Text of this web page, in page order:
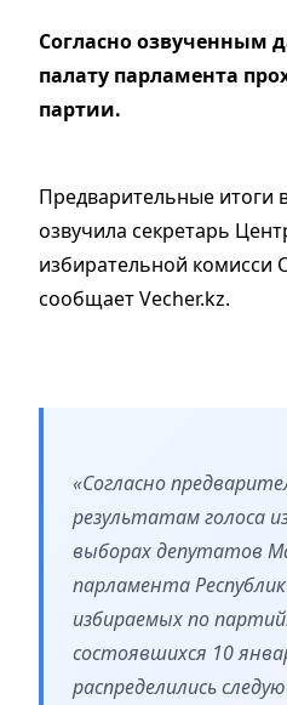
Согласно
палату парламента
партии.
Предварительные
озвучила секретарь
избирательной комисси
сообщает Vecher.kz.
«Согласно
результатам голоса
выборах депутатов
парламента
избираемых по
состоявшихся 10
распределились